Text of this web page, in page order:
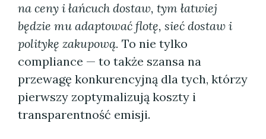
na ceny i łańcuch dostaw, tym łatwiej
będzie mu adaptować flotę, sieć dostaw i
politykę zakupową. To nie tylko
compliance — to także szansa na
przewagę konkurencyjną dla tych, którzy
pierwszy zoptymalizują koszty i
transparentność emisji.